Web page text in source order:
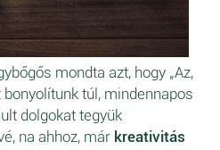
mondta azt, hogy „Az,
túl, mindennapos
dolgokat tegyük
na ahhoz, már kreativitás